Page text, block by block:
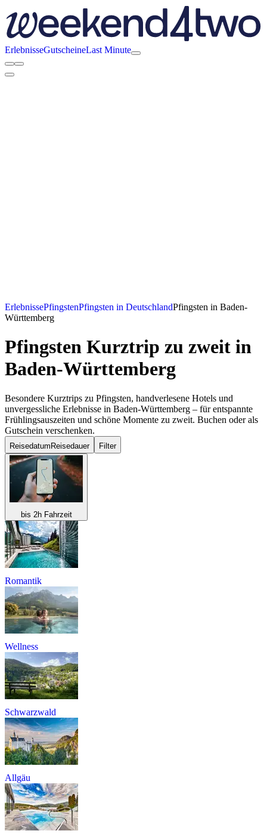
ErlebnisseGutscheineLast Minute
ErlebnissePfingstenPfingsten in DeutschlandPfingsten in Baden-
Württemberg
Pfingsten Kurztrip zu zweit in
Baden-Württemberg
Besondere Kurztrips zu Pfingsten, handverlesene Hotels und
unvergessliche Erlebnisse in Baden-Württemberg – für entspannte
Frühlingsauszeiten und schöne Momente zu zweit. Buchen oder als
Gutschein verschenken.
Reisedatum Reisedauer Filter
bis 2h Fahrzeit
Romantik
Wellness
Schwarzwald
Allgäu